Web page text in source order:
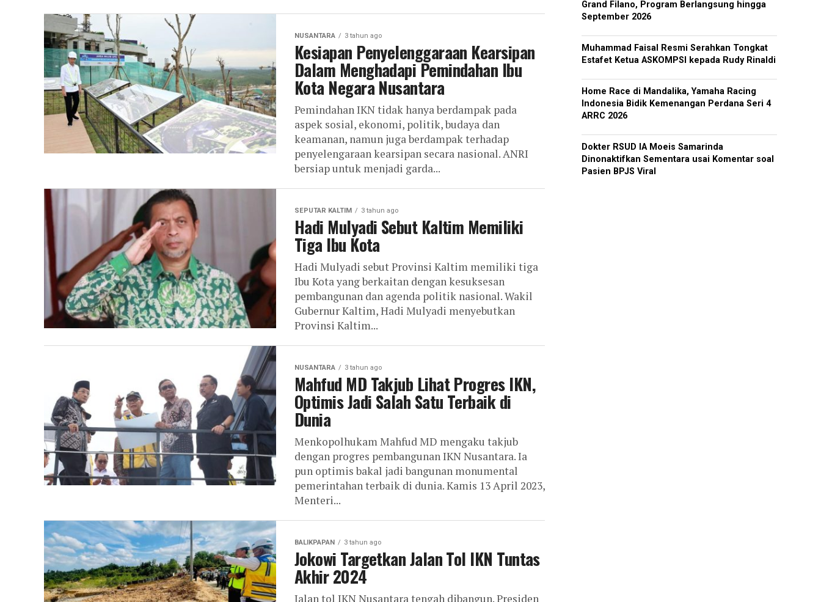
NUSANTARA 3 tahun ago
Kesiapan Penyelenggaraan Kearsipan
Dalam Menghadapi Pemindahan Ibu
Kota Negara Nusantara
Pemindahan IKN tidak hanya berdampak pada
aspek sosial, ekonomi, politik, budaya dan
keamanan, namun juga berdampak terhadap
penyelengaraan kearsipan secara nasional. ANRI
bersiap untuk menjadi garda...
SEPUTAR KALTIM 3 tahun ago
Hadi Mulyadi Sebut Kaltim Memiliki
Tiga Ibu Kota
Hadi Mulyadi sebut Provinsi Kaltim memiliki tiga
Ibu Kota yang berkaitan dengan kesuksesan
pembangunan dan agenda politik nasional. Wakil
Gubernur Kaltim, Hadi Mulyadi menyebutkan
Provinsi Kaltim...
NUSANTARA 3 tahun ago
Mahfud MD Takjub Lihat Progres IKN,
Optimis Jadi Salah Satu Terbaik di
Dunia
Menkopolhukam Mahfud MD mengaku takjub
dengan progres pembangunan IKN Nusantara. Ia
pun optimis bakal jadi bangunan monumental
pemerintahan terbaik di dunia. Kamis 13 April 2023,
Menteri...
BALIKPAPAN 3 tahun ago
Jokowi Targetkan Jalan Tol IKN Tuntas
Akhir 2024
Jalan tol IKN Nusantara tengah dibangun. Presiden
Grand Filano, Program Berlangsung hingga
September 2026
Muhammad Faisal Resmi Serahkan Tongkat
Estafet Ketua ASKOMPSI kepada Rudy Rinaldi
Home Race di Mandalika, Yamaha Racing
Indonesia Bidik Kemenangan Perdana Seri 4
ARRC 2026
Dokter RSUD IA Moeis Samarinda
Dinonaktifkan Sementara usai Komentar soal
Pasien BPJS Viral